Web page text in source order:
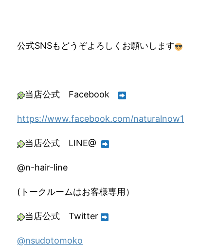
公式SNSもどうぞよろしくお願いします
当店公式 Facebook
https://www.facebook.com/naturalnow1
当店公式 LINE@
@n-hair-line
(トークルームはお客様専用）
当店公式 Twitter
@nsudotomoko